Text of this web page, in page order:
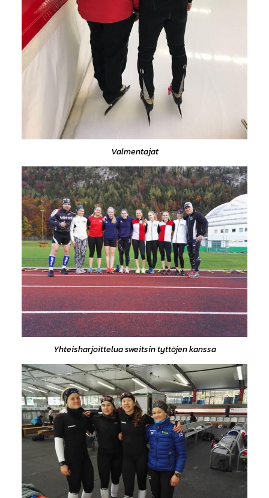
Valmentajat
Yhteisharjoittelua sweitsin tyttöjen kanssa